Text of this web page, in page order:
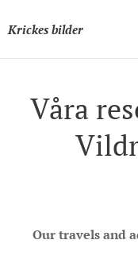
Krickes bilder
Våra
Our travels and